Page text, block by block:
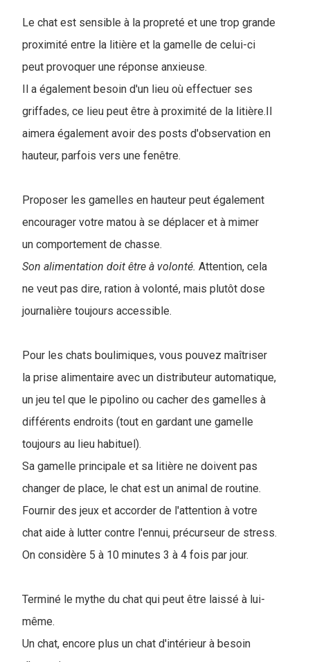
Le chat est sensible à la propreté et une trop grande
proximité entre la litière et la gamelle de celui-ci
peut provoquer une réponse anxieuse.
Il a également besoin d'un lieu où effectuer ses
griffades, ce lieu peut être à proximité de la litière.Il
aimera également avoir des posts d'observation en
hauteur, parfois vers une fenêtre.
Proposer les gamelles en hauteur peut également
encourager votre matou à se déplacer et à mimer
un comportement de chasse.
Son alimentation doit être à volonté. Attention, cela
ne veut pas dire, ration à volonté, mais plutôt dose
journalière toujours accessible.
Pour les chats boulimiques, vous pouvez maîtriser
la prise alimentaire avec un distributeur automatique,
un jeu tel que le pipolino ou cacher des gamelles à
différents endroits (tout en gardant une gamelle
toujours au lieu habituel).
Sa gamelle principale et sa litière ne doivent pas
changer de place, le chat est un animal de routine.
Fournir des jeux et accorder de l'attention à votre
chat aide à lutter contre l'ennui, précurseur de stress.
On considère 5 à 10 minutes 3 à 4 fois par jour.
Terminé le mythe du chat qui peut être laissé à lui-
même.
Un chat, encore plus un chat d'intérieur à besoin